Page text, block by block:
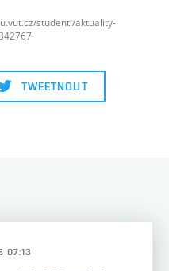
studenti/aktuality-
TWEETNOUT
07:13